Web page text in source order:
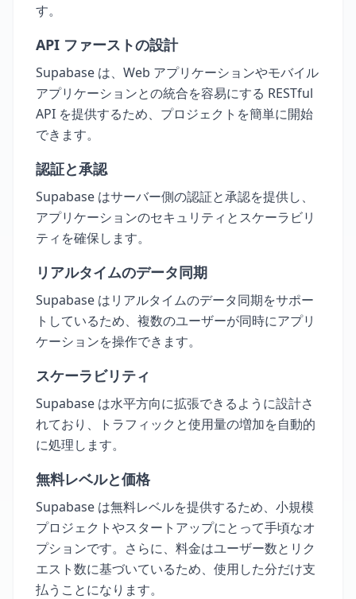
す。
API ファーストの設計
Supabase は、Web アプリケーションやモバイル
アプリケーションとの統合を容易にする RESTful
API を提供するため、プロジェクトを簡単に開始
できます。
認証と承認
Supabase はサーバー側の認証と承認を提供し、
アプリケーションのセキュリティとスケーラビリ
ティを確保します。
リアルタイムのデータ同期
Supabase はリアルタイムのデータ同期をサポー
トしているため、複数のユーザーが同時にアプリ
ケーションを操作できます。
スケーラビリティ
Supabase は水平方向に拡張できるように設計さ
れており、トラフィックと使用量の増加を自動的
に処理します。
無料レベルと価格
Supabase は無料レベルを提供するため、小規模
プロジェクトやスタートアップにとって手頃なオ
プションです。さらに、料金はユーザー数とリク
エスト数に基づいているため、使用した分だけ支
払うことになります。